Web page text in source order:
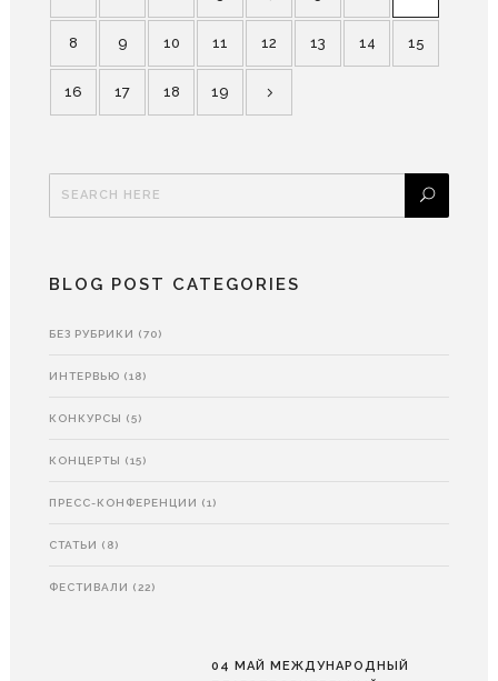
8 9 10 11 12 13 14 15
16 17 18 19
BLOG POST CATEGORIES
БЕЗ РУБРИКИ (70)
ИНТЕРВЬЮ (18)
КОНКУРСЫ (5)
КОНЦЕРТЫ (15)
ПРЕСС-КОНФЕРЕНЦИИ (1)
СТАТЬИ (8)
ФЕСТИВАЛИ (22)
04 МАЙ МЕЖДУНАРОДНЫЙ